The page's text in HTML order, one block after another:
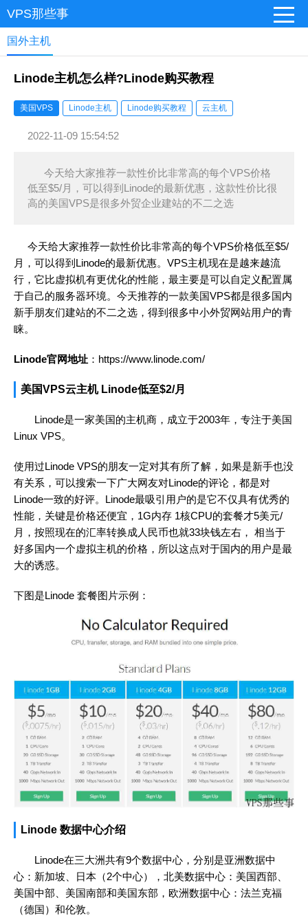
VPS那些事
国外主机
Linode主机怎么样?Linode购买教程
美国VPS Linode主机 Linode购买教程 云主机
2022-11-09 15:54:52
今天给大家推荐一款性价比非常高的每个VPS价格
低至$5/月，可以得到Linode的最新优惠，这款性价比很
高的美国VPS是很多外贸企业建站的不二之选
今天给大家推荐一款性价比非常高的每个VPS价格低至$5/
月，可以得到Linode的最新优惠。VPS主机现在是越来越流
行，它比虚拟机有更优化的性能，最主要是可以自定义配置属
于自己的服务器环境。今天推荐的一款美国VPS都是很多国内
新手朋友们建站的不二之选，得到很多中小外贸网站用户的青
睐。
Linode官网地址 ：https://www.linode.com/
美国VPS云主机 Linode低至$2/月
Linode是一家美国的主机商，成立于2003年，专注于美国
Linux VPS。
使用过Linode VPS的朋友一定对其有所了解，如果是新手也没
有关系，可以搜索一下广大网友对Linode的评论，都是对
Linode一致的好评。Linode最吸引用户的是它不仅具有优秀的
性能，关键是价格还便宜，1G内存 1核CPU的套餐才5美元/
月，按照现在的汇率转换成人民币也就33块钱左右， 相当于
好多国内一个虚拟主机的价格，所以这点对于国内的用户是最
大的诱惑。
下图是Linode 套餐图片示例：
Linode 数据中心介绍
Linode在三大洲共有9个数据中心，分别是亚洲数据中
心：新加坡、日本（2个中心），北美数据中心：美国西部、
美国中部、美国南部和美国东部，欧洲数据中心：法兰克福
（德国）和伦敦。